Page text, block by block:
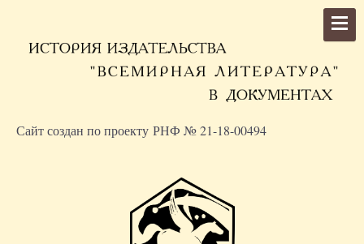
Сайт создан по проекту РНФ № 21-18-00494